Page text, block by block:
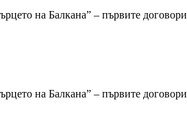
на Балкана” – първите договори
на Балкана” – първите договори